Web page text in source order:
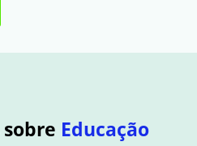
Educação